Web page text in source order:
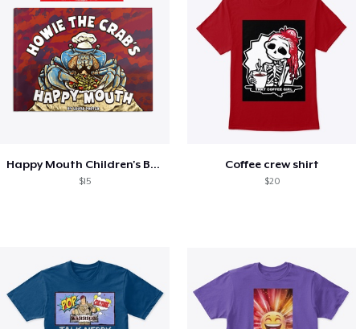
Happy Mouth Children's Book
$15
Coffee crew shirt
$20